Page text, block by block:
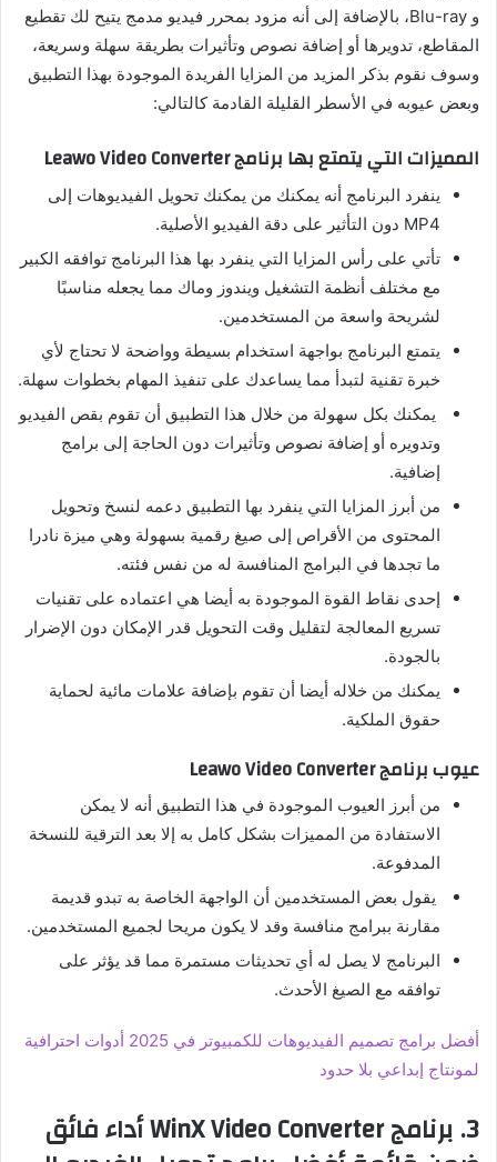
و Blu-ray، بالإضافة إلى أنه مزود بمحرر فيديو مدمج يتيح لك تقطيع
المقاطع، تدويرها أو إضافة نصوص وتأثيرات بطريقة سهلة وسريعة،
وسوف نقوم بذكر المزيد من المزايا الفريدة الموجودة بهذا التطبيق
وبعض عيوبه في الأسطر القليلة القادمة كالتالي:
المميزات التي يتمتع بها برنامج Leawo Video Converter
ينفرد البرنامج أنه يمكنك من يمكنك تحويل الفيديوهات إلى
MP4 دون التأثير على دقة الفيديو الأصلية.
تأتي على رأس المزايا التي ينفرد بها هذا البرنامج توافقه الكبير
مع مختلف أنظمة التشغيل ويندوز وماك مما يجعله مناسبًا
لشريحة واسعة من المستخدمين.
يتمتع البرنامج بواجهة استخدام بسيطة وواضحة لا تحتاج لأي
خبرة تقنية لتبدأ مما يساعدك على تنفيذ المهام بخطوات سهلة.
يمكنك بكل سهولة من خلال هذا التطبيق أن تقوم بقص الفيديو
وتدويره أو إضافة نصوص وتأثيرات دون الحاجة إلى برامج
إضافية.
من أبرز المزايا التي ينفرد بها التطبيق دعمه لنسخ وتحويل
المحتوى من الأقراص إلى صيغ رقمية بسهولة وهي ميزة نادرا
ما تجدها في البرامج المنافسة له من نفس فئته.
إحدى نقاط القوة الموجودة به أيضا هي اعتماده على تقنيات
تسريع المعالجة لتقليل وقت التحويل قدر الإمكان دون الإضرار
بالجودة.
يمكنك من خلاله أيضا أن تقوم بإضافة علامات مائية لحماية
حقوق الملكية.
عيوب برنامج Leawo Video Converter
من أبرز العيوب الموجودة في هذا التطبيق أنه لا يمكن
الاستفادة من المميزات بشكل كامل به إلا بعد الترقية للنسخة
المدفوعة.
يقول بعض المستخدمين أن الواجهة الخاصة به تبدو قديمة
مقارنة ببرامج منافسة وقد لا يكون مريحا لجميع المستخدمين.
البرنامج لا يصل له أي تحديثات مستمرة مما قد يؤثر على
توافقه مع الصيغ الأحدث.
أفضل برامج تصميم الفيديوهات للكمبيوتر في 2025 أدوات احترافية
لمونتاج إبداعي بلا حدود
3. برنامج WinX Video Converter أداء فائق